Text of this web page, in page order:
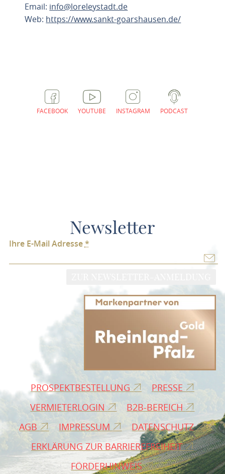
Email: info@loreleystadt.de
Web: https://www.sankt-goarshausen.de/
FACEBOOK YOUTUBE INSTAGRAM PODCAST
Newsletter
Ihre E-Mail Adresse*
PROSPEKTBESTELLUNG
PRESSE
VERMIETERLOGIN
B2B-BEREICH
AGB
IMPRESSUM
DATENSCHUTZ
ERKLÄRUNG ZUR BARRIEREFREIHEIT
FÖRDERHINWEIS